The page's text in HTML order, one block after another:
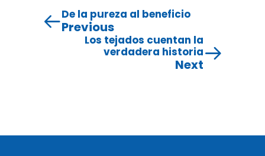
De la pureza al beneficio
Previous
Los tejados cuentan la
verdadera historia
Next